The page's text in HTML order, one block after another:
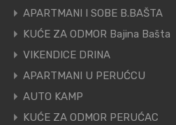
APARTMANI I SOBE B.BAŠTA
KUĆE ZA ODMOR Bajina Bašta
VIKENDICE DRINA
APARTMANI U PERUĆCU
AUTO KAMP
KUĆE ZA ODMOR PERUĆAC